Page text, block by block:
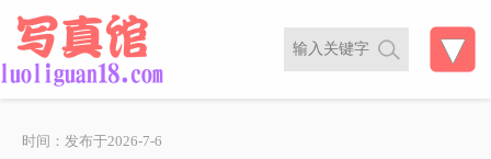
时间：发布于2026-7-6